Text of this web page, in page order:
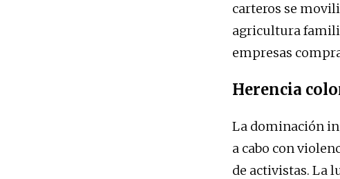
carteros se
agricultura
empresas
Herencia
La dominación
a cabo con
de activistas. La